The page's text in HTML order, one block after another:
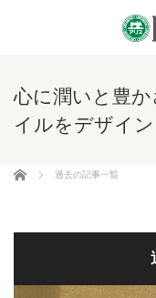
心に潤いと豊
イルをデザイ
ホーム 過去の記事一覧